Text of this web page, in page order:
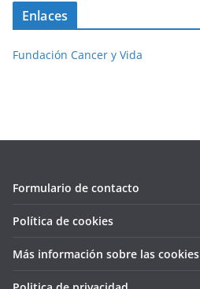
Enlaces
Fundación Cancer y Vida
Formulario de contacto
Política de cookies
Más información sobre las cookies